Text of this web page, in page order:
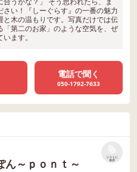
い！『しーぐらす』の一番の魅力
木の温もりです。写真だけでは伝
第二のお家」のような空気を、ぜ
ます。
電話で聞く
050-1792-7633
ん～ｐｏｎｔ～
リストに
保存